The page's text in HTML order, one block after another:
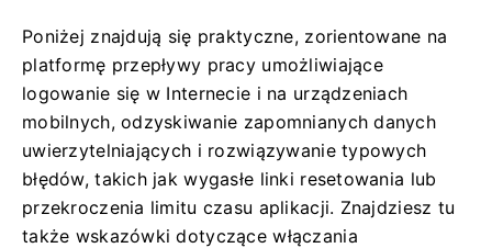
Poniżej znajdują się praktyczne, zorientowane na
platformę przepływy pracy umożliwiające
logowanie się w Internecie i na urządzeniach
mobilnych, odzyskiwanie zapomnianych danych
uwierzytelniających i rozwiązywanie typowych
błędów, takich jak wygasłe linki resetowania lub
przekroczenia limitu czasu aplikacji. Znajdziesz tu
także wskazówki dotyczące włączania